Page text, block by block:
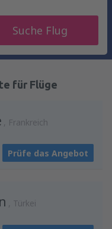
Suche Flug
für Flüge
Frankreich
Prüfe das Angebot
Türkei